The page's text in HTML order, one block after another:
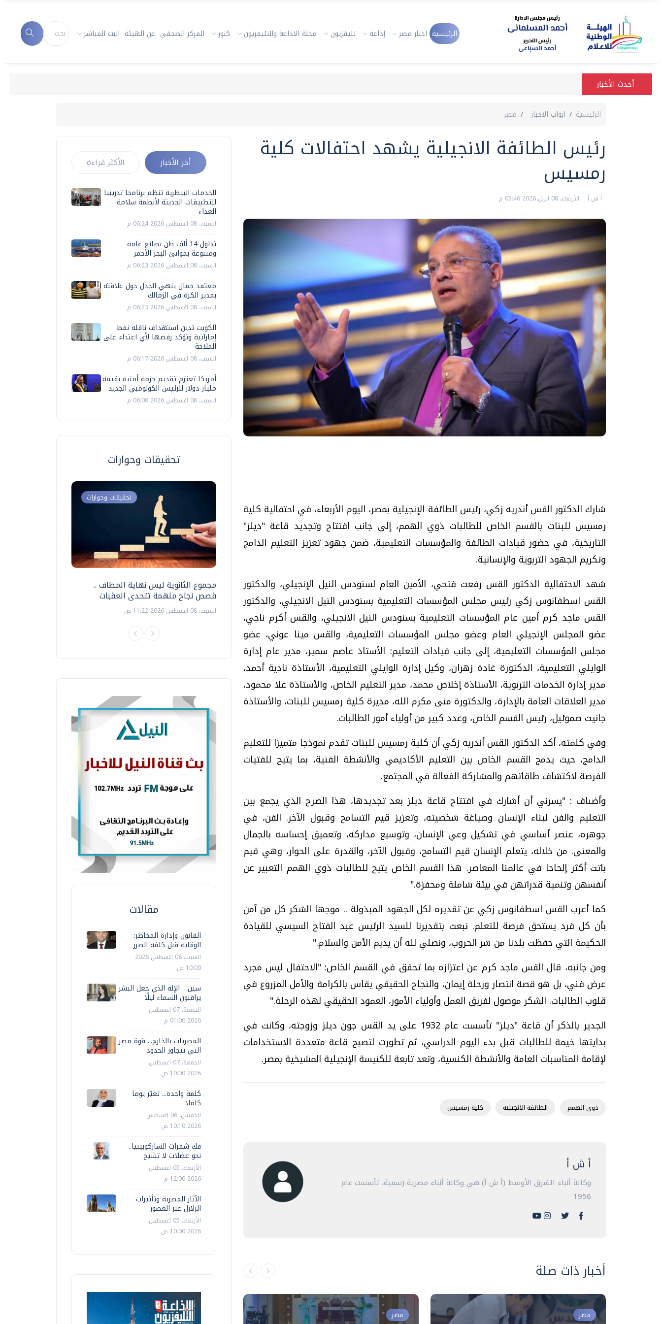
الرئيسية اخبار مصر إذاعة تليفزيون مجلة الاذاعة والتليفزيون كنوز المركز الصحفى عن الهيئة البث المباشر
أحدث الأخبار
الرئيسية ابواب الاخبار مصر
رئيس الطائفة الانجيلية يشهد احتفالات كلية
رمسيس
أ ش أ الأربعاء، 08 ابريل 2026 03:46 م
شارك الدكتور القس أندريه زكي، رئيس الطائفة الإنجيلية بمصر، اليوم الأربعاء، في احتفالية كلية
رمسيس للبنات بالقسم الخاص للطالبات ذوي الهمم، إلى جانب افتتاح وتجديد قاعة "ديلز"
التاريخية، في حضور قيادات الطائفة والمؤسسات التعليمية، ضمن جهود تعزيز التعليم الدامج
وتكريم الجهود التربوية والإنسانية.
شهد الاحتفالية الدكتور القس رفعت فتحي، الأمين العام لسنودس النيل الإنجيلي، والدكتور
القس اسطفانوس زكي رئيس مجلس المؤسسات التعليمية بسنودس النيل الانجيلي، والدكتور
القس ماجد كرم أمين عام المؤسسات التعليمية بسنودس النيل الانجيلي، والقس أكرم ناجي،
عضو المجلس الإنجيلي العام وعضو مجلس المؤسسات التعليمية، والقس مينا عوني، عضو
مجلس المؤسسات التعليمية، إلى جانب قيادات التعليم: الأستاذ عاصم سمير، مدير عام إدارة
الوايلي التعليمية، الدكتورة غادة زهران، وكيل إدارة الوايلي التعليمية، الأستاذة نادية أحمد،
مدير إدارة الخدمات التربوية، الأستاذة إخلاص محمد، مدير التعليم الخاص، والأستاذة علا محمود،
مدير العلاقات العامة بالإدارة، والدكتورة منى مكرم الله، مديرة كلية رمسيس للبنات، والأستاذة
جانيت صموئيل، رئيس القسم الخاص، وعدد كبير من أولياء أمور الطالبات.
وفي كلمته، أكد الدكتور القس أندريه زكي أن كلية رمسيس للبنات تقدم نموذجا متميزا للتعليم
الدامج، حيث يدمج القسم الخاص بين التعليم الأكاديمي والأنشطة الفنية، بما يتيح للفتيات
الفرصة لاكتشاف طاقاتهم والمشاركة الفعالة في المجتمع.
وأضىاف : "يسرني أن أشارك في افتتاح قاعة ديلز بعد تجديدها، هذا الصرح الذي يجمع بين
التعليم والفن لبناء الإنسان وصياغة شخصيته، وتعزيز قيم التسامح وقبول الآخر. الفن، في
جوهره، عنصر أساسي في تشكيل وعي الإنسان، وتوسيع مداركه، وتعميق إحساسه بالجمال
والمعنى. من خلاله، يتعلم الإنسان قيم التسامح، وقبول الآخر، والقدرة على الحوار، وهي قيم
باتت أكثر إلحاحا في عالمنا المعاصر. هذا القسم الخاص يتيح للطالبات ذوي الهمم التعبير عن
أنفسهن وتنمية قدراتهن في بيئة شاملة ومحفزة."
كما أعرب القس اسطفانوس زكي عن تقديره لكل الجهود المبذولة .. موجها الشكر كل من آمن
بأن كل فرد يستحق فرصة للتعلم. نبعث بتقديرنا للسيد الرئيس عبد الفتاح السيسي للقيادة
الحكيمة التي حفظت بلدنا من شر الحروب، ونصلي لله أن يديم الأمن والسلام."
ومن جانبه، قال القس ماجد كرم عن اعتزازه بما تحقق في القسم الخاص: "الاحتفال ليس مجرد
عرض فني، بل هو قصة انتصار ورحلة إيمان، والنجاح الحقيقي يقاس بالكرامة والأمل المزروع في
قلوب الطالبات. الشكر موصول لفريق العمل وأولياء الأمور، العمود الحقيقي لهذه الرحلة."
الجدير بالذكر أن قاعة "ديلز" تأسست عام 1932 على يد القس جون ديلز وزوجته، وكانت في
بدايتها خيمة للطالبات قبل بدء اليوم الدراسي، ثم تطورت لتصبح قاعة متعددة الاستخدامات
لإقامة المناسبات العامة والأنشطة الكنسية، وتعد تابعة للكنيسة الإنجيلية المشيخية بمصر.
ذوي الهمم الطائفة الانجيلية كلية رمسيس
أ ش أ
وكالة أنباء الشرق الأوسط (أ ش أ) هي وكالة أنباء مصرية رسمية، تأسست عام
1956
أخبار ذات صلة
مصر مصر
أخر الأخبار الأكثر قراءة
الخدمات البيطرية تنظم برنامجا تدريبيا
للتطبيقات الحديثة لأنظمة سلامة
الغذاء
السبت، 08 اغسطس 2026 06:24 م
تداول 14 ألف طن بضائع عامة
ومتنوعة بموانئ البحر الأحمر
السبت، 08 اغسطس 2026 06:23 م
معتمد جمال ينهي الجدل حول علاقته
بمدير الكرة في الزمالك
السبت، 08 اغسطس 2026 06:23 م
الكويت تدين استهداف ناقلة نفط
إماراتية وتؤكد رفضها لأي اعتداء على
الملاحة
السبت، 08 اغسطس 2026 06:17 م
أمريكا تعتزم تقديم حزمة أمنية بقيمة
مليار دولار للرئيس الكولومبي الجديد
السبت، 08 اغسطس 2026 06:08 م
تحقيقات وحوارات
تحقيقات وحوارات
مجموع الثانوية ليس نهاية المطاف ..
قصص نجاح ملهمة تتحدى العقبات
السبت، 08 اغسطس 2026 11:22 ص
بعد إشعارات "جوجل" .. هل يمكن التنبوء
بالزلازل وكيف نتعامل معها؟
دليلك للتنسيق الجامعي .. تساؤلات
وإجابات
فيديو.. الإعلام الرقمي.. تقنيات واعدة
وتحديات هائلة
مقالات
القانون وإدارة المخاطر:
الوقاية قبل كلفة الضرر
السبت، 08 اغسطس 2026
10:00 ص
سين… الإله الذي جعل البشر
يراقبون السماء ليلًا
الجمعة، 07 اغسطس
2026 01:00 م
المصريات بالخارج... قوة مصر
التي تتجاوز الحدود
الجمعة، 07 اغسطس
2026 10:00 ص
كلمة واحدة... تغيّر يوما
كاملا
الخميس، 06 اغسطس
2026 10:10 ص
فك شفرات الساركوبينيا..
نحو عضلات لا تشيخ
الأربعاء، 05 اغسطس
2026 12:00 م
الآثار المصرية وتأثيرات
الزلازل عبر العصور
الأربعاء، 05 اغسطس
2026 10:00 ص